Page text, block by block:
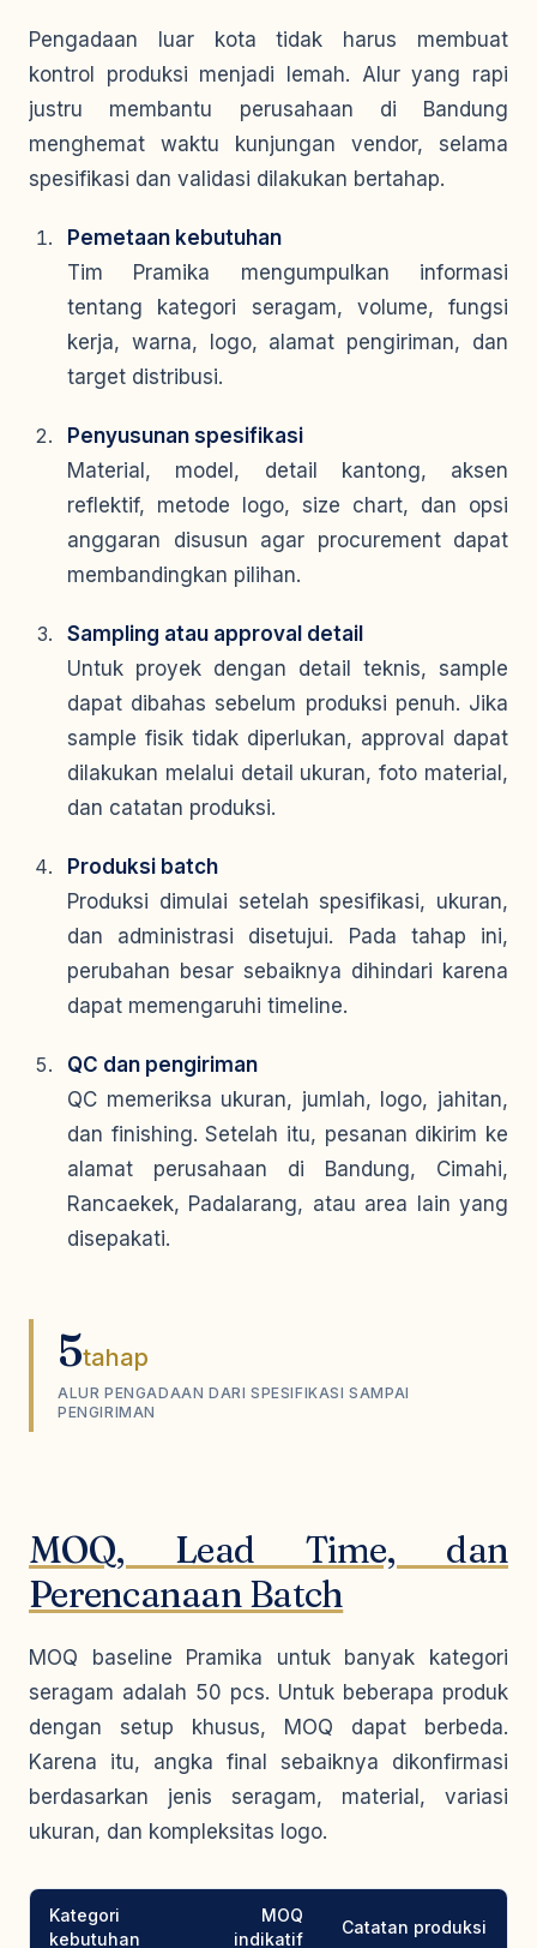
Pengadaan luar kota tidak harus membuat
kontrol produksi menjadi lemah. Alur yang rapi
justru membantu perusahaan di Bandung
menghemat waktu kunjungan vendor, selama
spesifikasi dan validasi dilakukan bertahap.
Pemetaan kebutuhan
Tim Pramika mengumpulkan informasi
tentang kategori seragam, volume, fungsi
kerja, warna, logo, alamat pengiriman, dan
target distribusi.
Penyusunan spesifikasi
Material, model, detail kantong, aksen
reflektif, metode logo, size chart, dan opsi
anggaran disusun agar procurement dapat
membandingkan pilihan.
Sampling atau approval detail
Untuk proyek dengan detail teknis, sample
dapat dibahas sebelum produksi penuh. Jika
sample fisik tidak diperlukan, approval dapat
dilakukan melalui detail ukuran, foto material,
dan catatan produksi.
Produksi batch
Produksi dimulai setelah spesifikasi, ukuran,
dan administrasi disetujui. Pada tahap ini,
perubahan besar sebaiknya dihindari karena
dapat memengaruhi timeline.
QC dan pengiriman
QC memeriksa ukuran, jumlah, logo, jahitan,
dan finishing. Setelah itu, pesanan dikirim ke
alamat perusahaan di Bandung, Cimahi,
Rancaekek, Padalarang, atau area lain yang
disepakati.
5tahap
ALUR PENGADAAN DARI SPESIFIKASI SAMPAI
PENGIRIMAN
MOQ, Lead Time, dan
Perencanaan Batch
MOQ baseline Pramika untuk banyak kategori
seragam adalah 50 pcs. Untuk beberapa produk
dengan setup khusus, MOQ dapat berbeda.
Karena itu, angka final sebaiknya dikonfirmasi
berdasarkan jenis seragam, material, variasi
ukuran, dan kompleksitas logo.
Kategori
kebutuhan
MOQ
indikatif
Catatan produksi